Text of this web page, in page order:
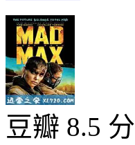
豆瓣 8.5 分